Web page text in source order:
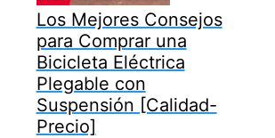
Los Mejores Consejos
para Comprar una
Bicicleta Eléctrica
Plegable con
Suspensión [Calidad-
Precio]